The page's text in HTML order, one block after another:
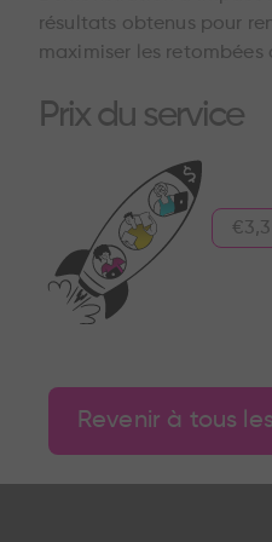
résultats obtenus pour
maximiser les retombées
Prix du service
Revenir à tous